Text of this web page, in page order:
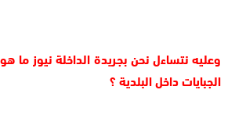
وعليه نتساءل نحن بجريدة الداخلة نيوز ما
الجبايات داخل البلدية ؟